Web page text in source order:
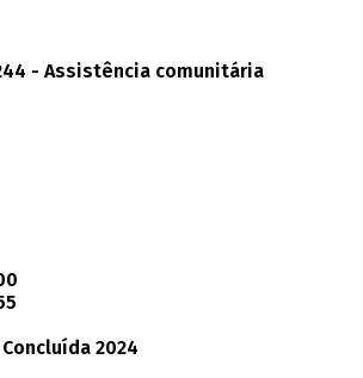
- Assistência comunitária
Concluída 2024